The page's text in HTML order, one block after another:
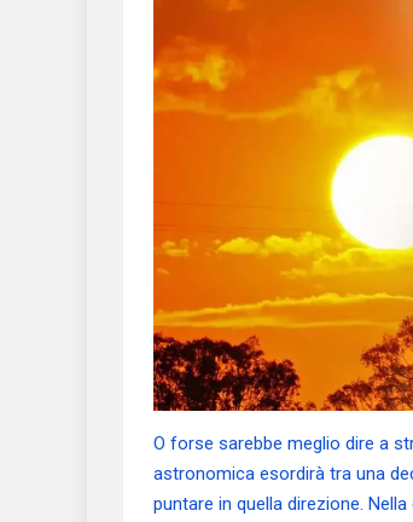
O forse sarebbe meglio dire a
astronomica esordirà tra una
puntare in quella direzione.